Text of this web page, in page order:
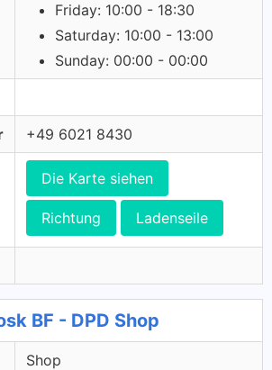
Friday: 10:00 - 18:30
Saturday: 10:00 - 13:00
Sunday: 00:00 - 00:00
+49 6021 8430
Die Karte siehen
Richtung Ladenseile
BF - DPD Shop
Shop